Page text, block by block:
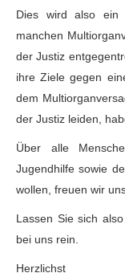
Dies wird also ein
manchen
der Justiz
ihre Ziele gegen
dem
der Justiz leiden,
Über alle
Jugendhilfe sowie
wollen, freuen wir
Lassen Sie sich
bei uns rein.
Herzlichst